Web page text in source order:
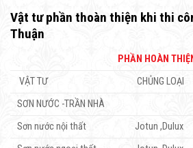
Vật tư phần thoàn thiện khi thi
Thuận
PHẦN HOÀN
VẬT TƯ
CHỦNG LOẠI
SƠN NƯỚC -TRẦN NHÀ
Sơn nước nội thất
Jotun ,Dulux